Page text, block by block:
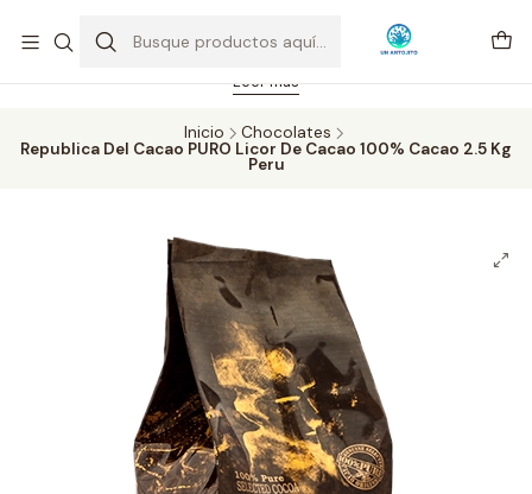
Feriado 21-05-2026 atención hasta las 14 hrs. Envío GRATIS mismo
día solo área Metropolitana Santiago por compras desde CLP 39.900.
Pedidos hasta 16 hrs., sábados y domingos hasta 14 hrs.
Leer más
Inicio
Chocolates
Republica Del Cacao PURO Licor De Cacao 100% Cacao 2.5 Kg
Peru